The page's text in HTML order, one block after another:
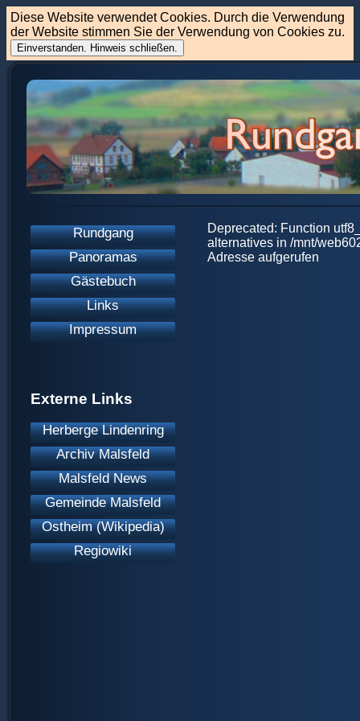
Diese Website verwendet Cookies. Durch die Verwendung
der Website stimmen Sie der Verwendung von Cookies zu.
Einverstanden. Hinweis schließen.
Rundgang
Panoramas
Gästebuch
Links
Impressum
Externe Links
Herberge Lindenring
Archiv Malsfeld
Malsfeld News
Gemeinde Malsfeld
Ostheim (Wikipedia)
Regiowiki
Deprecated: Function
alternatives in /mnt/
Adresse aufgerufen